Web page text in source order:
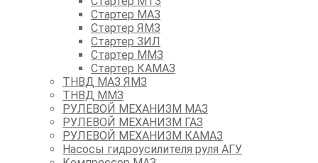
Стартер МАЗ
Стартер ЯМЗ
Стартер ЗИЛ
Стартер ММЗ
Стартер КАМАЗ
ТНВД МАЗ ЯМЗ
ТНВД ММЗ
РУЛЕВОЙ МЕХАНИЗМ МАЗ
РУЛЕВОЙ МЕХАНИЗМ ГАЗ
РУЛЕВОЙ МЕХАНИЗМ КАМАЗ
Насосы гидроусилителя руля АГУ